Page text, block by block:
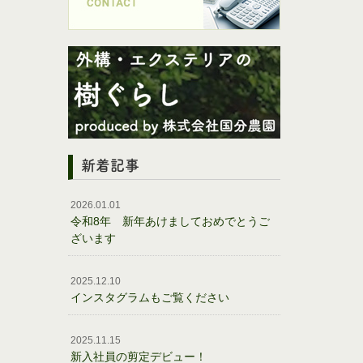
新着記事
2026.01.01
令和8年 新年あけましておめでとうご
ざいます
2025.12.10
インスタグラムもご覧ください
2025.11.15
新入社員の剪定デビュー！